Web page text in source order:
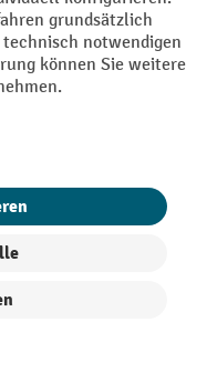
Meterwarezum